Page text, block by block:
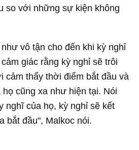
so với những sự kiện không
vô tận cho đến khi kỳ nghỉ
giác rằng kỳ nghỉ sẽ trôi
cảm thấy thời điểm bắt đầu và
cũng xa như hiện tại. Nói
nghĩ của họ, kỳ nghỉ sẽ kết
bắt đầu", Malkoc nói.